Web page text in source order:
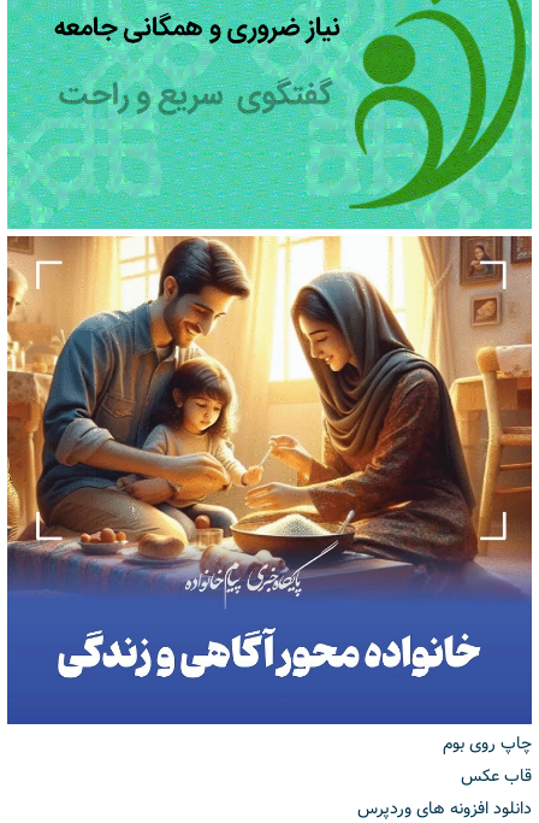
چاپ روی بوم
قاب عکس
دانلود افزونه های وردپرس